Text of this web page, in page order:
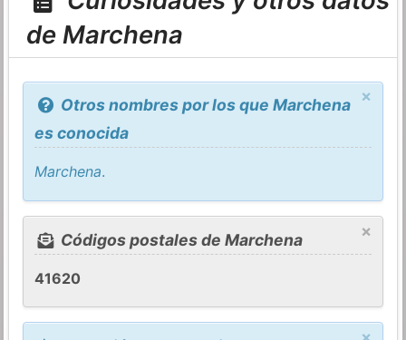
de Marchena
×
Otros nombres por los que Marchena
es conocida
Marchena.
×
Códigos postales de Marchena
41620